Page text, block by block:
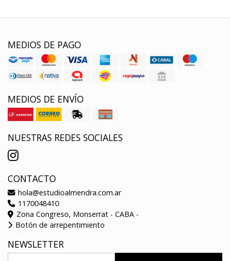
MEDIOS DE PAGO
MEDIOS DE ENVÍO
NUESTRAS REDES SOCIALES
CONTACTO
hola@estudioalmendra.com.ar
1170048410
Zona Congreso, Monserrat - CABA -
Botón de arrepentimiento
NEWSLETTER